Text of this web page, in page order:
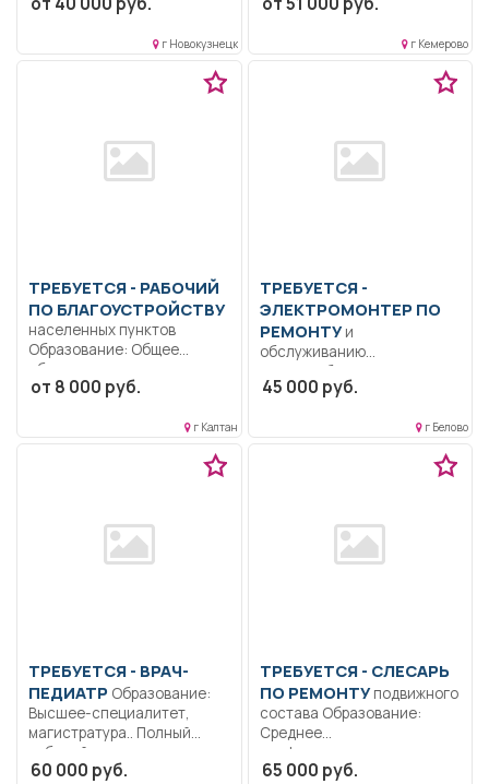
образование..
г Новокузнецк
Оказание социальных
г Кемерово
ТРЕБУЕТСЯ - РАБОЧИЙ
ПО БЛАГОУСТРОЙСТВУ
населенных пунктов
Образование: Общее
образование..
Благоустройство и
от 8 000 руб.
г Калтан
ТРЕБУЕТСЯ -
ЭЛЕКТРОМОНТЕР ПО
РЕМОНТУи
обслуживанию
электрооборудования
Образование: Среднее
Дисциплинированность..
Ремонт и обслуживание...
45 000 руб.
г Белово
ТРЕБУЕТСЯ - ВРАЧ-
ПЕДИАТР
Высшее-специалитет,
магистратура.. Полный
рабочий день..
60 000 руб.
ТРЕБУЕТСЯ - СЛЕСАРЬ
ПО РЕМОНТУподвижного
состава Образование:
Среднее
профессиональное
образование.. Ремонт
65 000 руб.